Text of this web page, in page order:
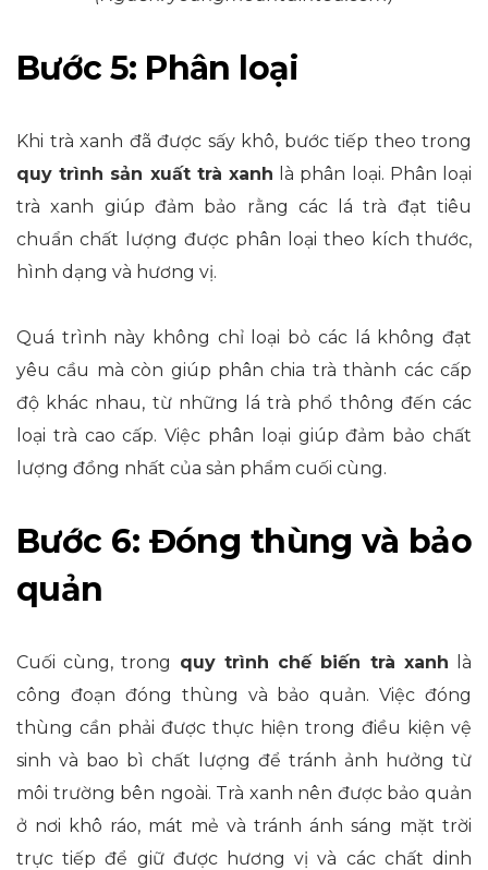
Bước 5: Phân loại
Khi trà xanh đã được sấy khô, bước tiếp theo trong
quy trình sản xuất trà xanh là phân loại. Phân loại
trà xanh giúp đảm bảo rằng các lá trà đạt tiêu
chuẩn chất lượng được phân loại theo kích thước,
hình dạng và hương vị.
Quá trình này không chỉ loại bỏ các lá không đạt
yêu cầu mà còn giúp phân chia trà thành các cấp
độ khác nhau, từ những lá trà phổ thông đến các
loại trà cao cấp. Việc phân loại giúp đảm bảo chất
lượng đồng nhất của sản phẩm cuối cùng.
Bước 6: Đóng thùng và bảo
quản
Cuối cùng, trong quy trình chế biến trà xanh là
công đoạn đóng thùng và bảo quản. Việc đóng
thùng cần phải được thực hiện trong điều kiện vệ
sinh và bao bì chất lượng để tránh ảnh hưởng từ
môi trường bên ngoài. Trà xanh nên được bảo quản
ở nơi khô ráo, mát mẻ và tránh ánh sáng mặt trời
trực tiếp để giữ được hương vị và các chất dinh